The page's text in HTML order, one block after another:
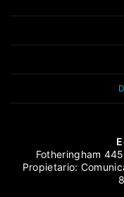
Fotheringham
Propietario: